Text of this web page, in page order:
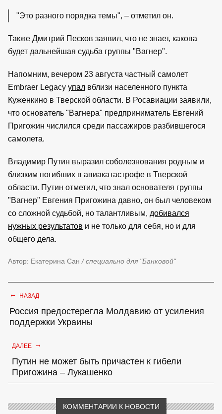
"Это разного порядка темы", – отметил он.
Также Дмитрий Песков заявил, что не знает, какова
будет дальнейшая судьба группы "Вагнер".
Напомним, вечером 23 августа частный самолет
Embraer Legacy упал вблизи населенного пункта
Куженкино в Тверской области. В Росавиации заявили,
что основатель "Вагнера" предприниматель Евгений
Пригожин числился среди пассажиров разбившегося
самолета.
Владимир Путин выразил соболезнования родным и
близким погибших в авиакатастрофе в Тверской
области. Путин отметил, что знал основателя группы
"Вагнер" Евгения Пригожина давно, он был человеком
со сложной судьбой, но талантливым, добивался
нужных результатов и не только для себя, но и для
общего дела.
Автор: Екатерина Сан / специально для "Банковой"
← НАЗАД
Россия предостерегла Молдавию от усиления
поддержки Украины
ДАЛЕЕ →
Путин не может быть причастен к гибели
Пригожина – Лукашенко
КОММЕНТАРИИ К НОВОСТИ